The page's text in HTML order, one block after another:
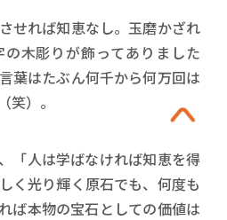
せれば知恵なし。玉磨かざれ
木彫りが飾ってありました
葉はたぶん何千から何万回は
笑）。
「人は学ばなければ知恵を得
く光り輝く原石でも、何度も
ば本物の宝石としての価値は